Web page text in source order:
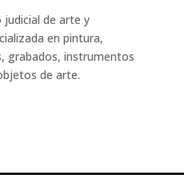
judicial de arte y
en pintura,
grabados, instrumentos
de arte.